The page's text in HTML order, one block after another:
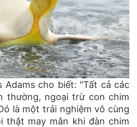
Adams cho biết: "Tất cả các
thường, ngoại trừ con chim
là một trải nghiệm vô cùng
thật may mắn khi đàn chim